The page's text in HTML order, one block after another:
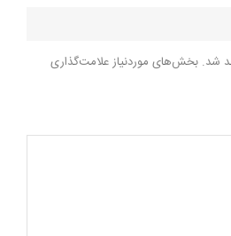
شد. بخش‌های موردنیاز علامت‌گذاری